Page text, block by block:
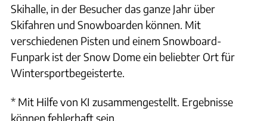
Skihalle, in der Besucher das ganze Jahr über
Skifahren und Snowboarden können. Mit
verschiedenen Pisten und einem Snowboard-
Funpark ist der Snow Dome ein beliebter Ort für
Wintersportbegeisterte.
* Mit Hilfe von KI zusammengestellt. Ergebnisse
können fehlerhaft sein.